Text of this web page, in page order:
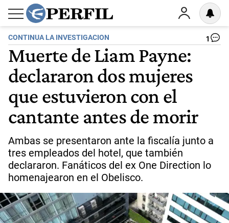
CONTINUA LA INVESTIGACION 1
Muerte de Liam Payne:
declararon dos mujeres
que estuvieron con el
cantante antes de morir
Ambas se presentaron ante la fiscalía junto a
tres empleados del hotel, que también
declararon. Fanáticos del ex One Direction lo
homenajearon en el Obelisco.